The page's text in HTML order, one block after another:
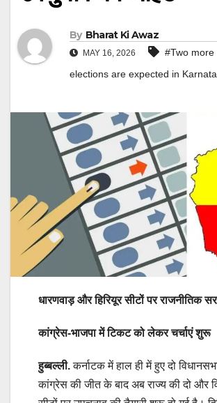
By Bharat Ki Awaz
MAY 16, 2026
#Two more
elections are expected in
धारणवाड़ और हिरियूर सीटों पर राजनीतिक
कांग्रेस-भाजपा में टिकट को लेकर चर्चाएं शुरू
हुब्बल्ली.कर्नाटक में हाल ही में हुए दो
कांग्रेस की जीत के बाद अब राज्य की दो और